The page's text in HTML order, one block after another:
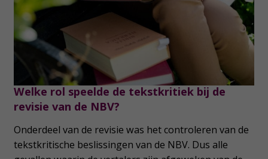
Welke rol speelde de tekstkritiek bij de
revisie van de NBV?
Onderdeel van de revisie was het controleren van de
tekstkritische beslissingen van de NBV. Dus alle